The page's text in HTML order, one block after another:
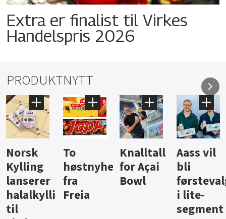
Extra er finalist til Virkes
Handelspris 2026
PRODUKTNYTT
Knalltall
for Açai
Bowl
Aass vil
bli
førstevalg
i lite-
Brus og
jus fra
Berentsen
Hard
iste fra
Hansa